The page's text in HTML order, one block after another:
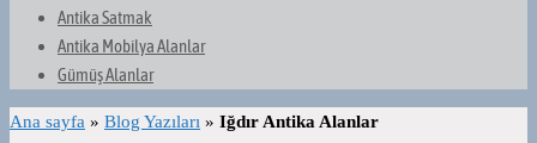
Antika Satmak
Antika Mobilya Alanlar
Gümüş Alanlar
Ana sayfa » Blog Yazıları » Iğdır Antika Alanlar